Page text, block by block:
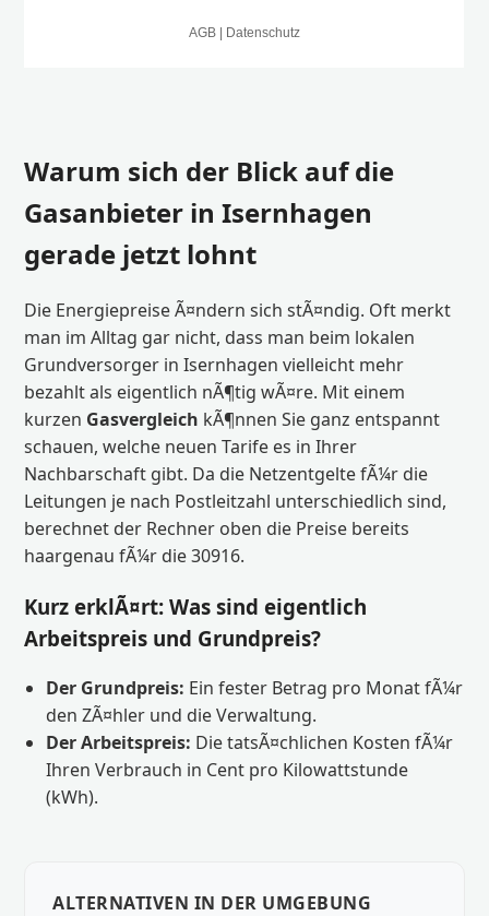
Warum sich der Blick auf die
Gasanbieter in Isernhagen
gerade jetzt lohnt
Die Energiepreise Ã¤ndern sich stÃ¤ndig. Oft merkt
man im Alltag gar nicht, dass man beim lokalen
Grundversorger in Isernhagen vielleicht mehr
bezahlt als eigentlich nÃ¶tig wÃ¤re. Mit einem
kurzen Gasvergleich kÃ¶nnen Sie ganz entspannt
schauen, welche neuen Tarife es in Ihrer
Nachbarschaft gibt. Da die Netzentgelte fÃ¼r die
Leitungen je nach Postleitzahl unterschiedlich sind,
berechnet der Rechner oben die Preise bereits
haargenau fÃ¼r die 30916.
Kurz erklÃ¤rt: Was sind eigentlich
Arbeitspreis und Grundpreis?
Der Grundpreis: Ein fester Betrag pro Monat fÃ¼r
den ZÃ¤hler und die Verwaltung.
Der Arbeitspreis: Die tatsÃ¤chlichen Kosten fÃ¼r
Ihren Verbrauch in Cent pro Kilowattstunde
(kWh).
ALTERNATIVEN IN DER UMGEBUNG